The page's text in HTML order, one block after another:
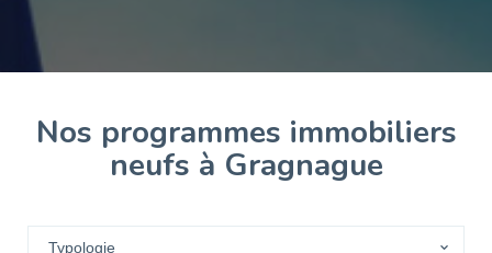
Nos programmes immobiliers
neufs à Gragnague